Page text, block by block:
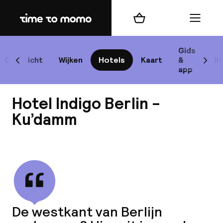
Home
Overzicht Wijken Hotels Kaart
Gids
&
app
Scroll naar links
Winkelmand Menu
Hotel Indigo Berlin -
Ku’damm
De westkant van Berlijn